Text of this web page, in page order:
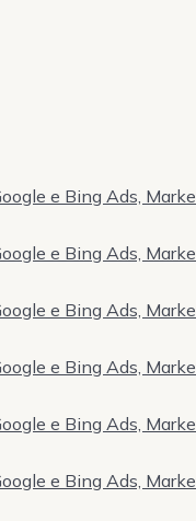
e Bing Ads,
e Bing Ads,
e Bing Ads,
e Bing Ads,
e Bing Ads,
e Bing Ads,